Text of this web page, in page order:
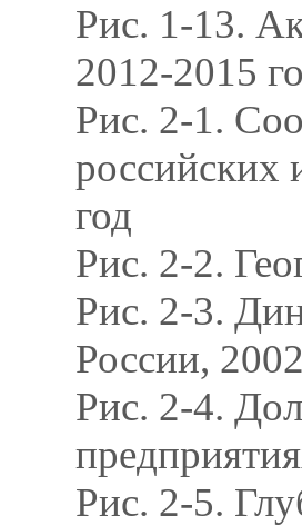
Рис. 1-13.
2012-2015
Рис. 2-1.
российских
год
Рис. 2-2.
Рис. 2-3.
России,
Рис. 2-4.
Рис. 2-5.